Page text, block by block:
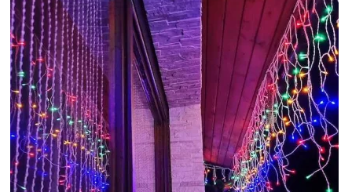
Krepšelyje nėra produktų.
Grįžti į parduotuvę